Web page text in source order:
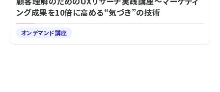
ング成果を10倍に高める“気づき”の技術
オンデマンド講座